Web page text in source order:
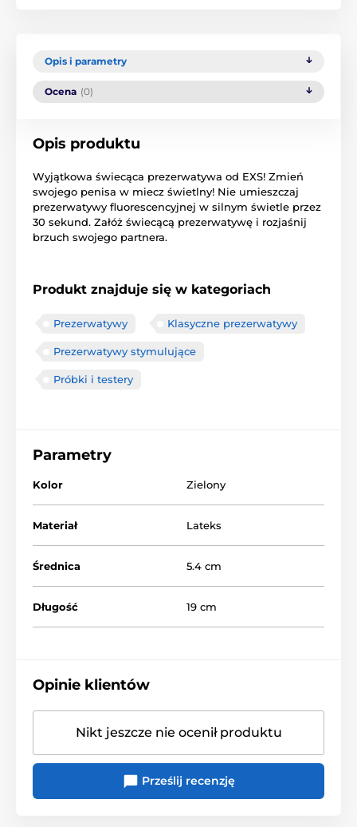
Opis i parametry
Ocena (0)
Opis produktu
Wyjątkowa świecąca prezerwatywa od EXS! Zmień
swojego penisa w miecz świetlny! Nie umieszczaj
prezerwatywy fluorescencyjnej w silnym świetle przez
30 sekund. Załóż świecącą prezerwatywę i rozjaśnij
brzuch swojego partnera.
Produkt znajduje się w kategoriach
Prezerwatywy Klasyczne prezerwatywy
Prezerwatywy stymulujące
Próbki i testery
Parametry
Kolor Zielony
Materiał Lateks
Średnica 5.4 cm
Długość 19 cm
Opinie klientów
Nikt jeszcze nie ocenił produktu
Prześlij recenzję